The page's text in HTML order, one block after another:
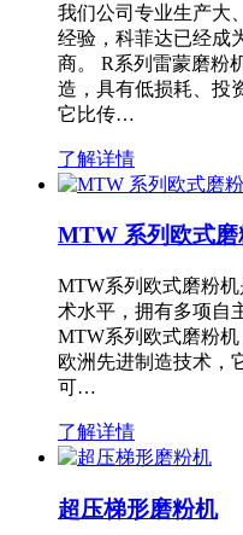
我们公司专业生产大
经验，科菲达已经成
商。 R系列雷蒙磨粉
造，具有低损耗、投
它比传…
了解详情
MTW 系列欧式磨
MTW系列欧式磨粉
术水平，拥有多项自
MTW系列欧式磨粉
欧洲先进制造技术，
可…
了解详情
超压梯形磨粉机